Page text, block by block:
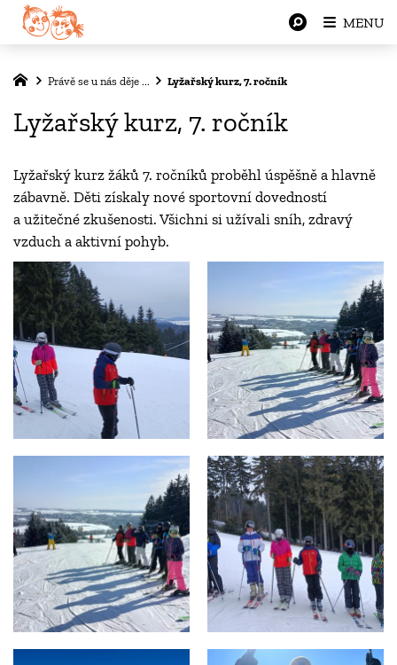
Právě se u nás děje ... Lyžařský kurz, 7. ročník
Lyžařský kurz, 7. ročník
Lyžařský kurz žáků 7. ročníků proběhl úspěšně a hlavně
zábavně. Děti získaly nové sportovní dovedností
a užitečné zkušenosti. Všichni si užívali sníh, zdravý
vzduch a aktivní pohyb.
MENU